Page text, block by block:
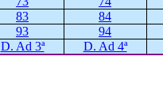
83 84
93 94
D. Ad 3ª D. Ad 4ª